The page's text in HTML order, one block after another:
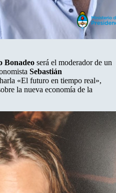
Bonadeo será el moderador de un
Sebastián
«El futuro en tiempo real»,
la nueva economía de la